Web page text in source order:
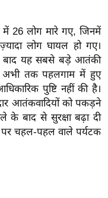
26 लोग मारे गए, जिनमें
लोग घायल हो गए।
बाद यह सबसे बड़े आतंकी
अभी तक पहलगाम में हुए
पुष्टि नहीं की है।
आतंकवादियों को पकड़ने
के बाद से सुरक्षा बढ़ा दी
पर चहल-पहल वाले पर्यटक